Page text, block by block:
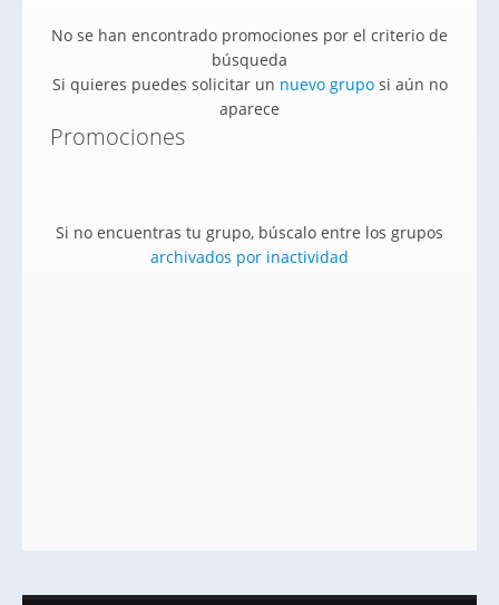
No se han encontrado promociones por el criterio de
búsqueda
Si quieres puedes solicitar un nuevo gruposi aún no
aparece
Promociones
Si no encuentras tu grupo, búscalo entre los grupos
archivados por inactividad